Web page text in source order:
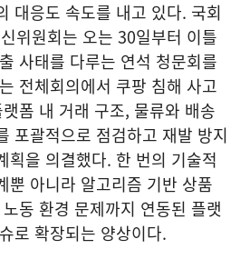
대응도 속도를 내고 있다. 국회
위원회는 오는 30일부터 이틀
사태를 다루는 연석 청문회를
전체회의에서 쿠팡 침해 사고
폼 내 거래 구조, 물류와 배송
포괄적으로 점검하고 재발 방지
획을 의결했다. 한 번의 기술적
뿐 아니라 알고리즘 기반 상품
동 환경 문제까지 연동된 플랫
로 확장되는 양상이다.